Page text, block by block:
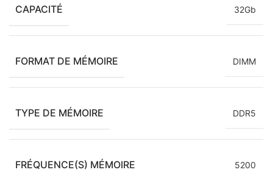
CAPACITÉ 32Gb
FORMAT DE MÉMOIRE DIMM
TYPE DE MÉMOIRE DDR5
FRÉQUENCE(S) MÉMOIRE 5200